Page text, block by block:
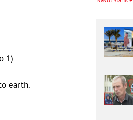
1)
earth.